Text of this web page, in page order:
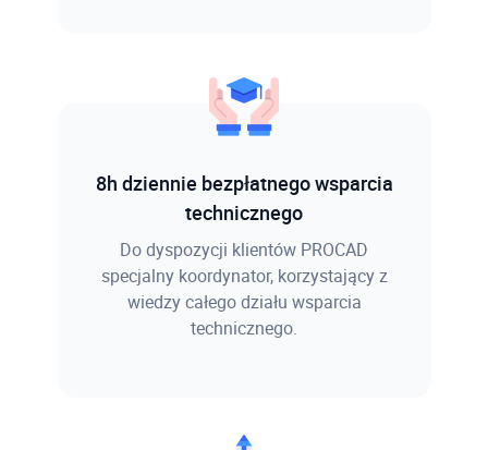
8h dziennie bezpłatnego wsparcia
technicznego
Do dyspozycji klientów PROCAD
specjalny koordynator, korzystający z
wiedzy całego działu wsparcia
technicznego.